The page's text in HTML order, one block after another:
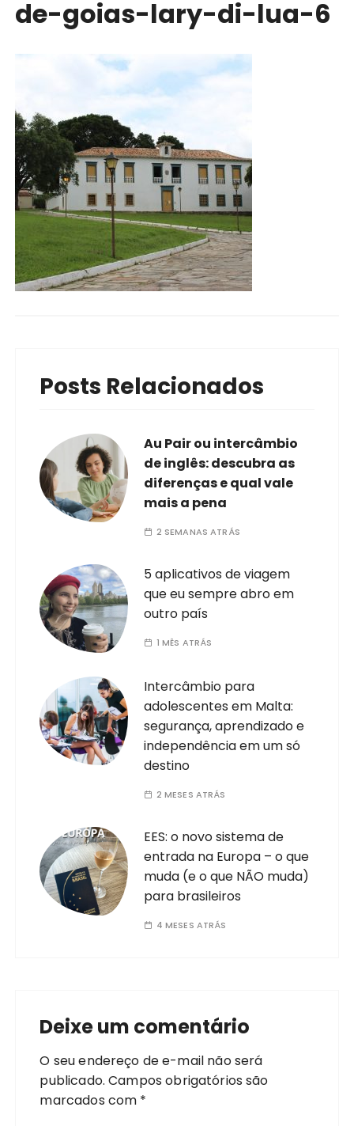
de-goias-lary-di-lua-6
Posts Relacionados
Au Pair ou intercâmbio
de inglês: descubra as
diferenças e qual vale
mais a pena
2 SEMANAS ATRÁS
5 aplicativos de viagem
que eu sempre abro em
outro país
1 MÊS ATRÁS
Intercâmbio para
adolescentes em Malta:
segurança, aprendizado e
independência em um só
destino
2 MESES ATRÁS
EES: o novo sistema de
entrada na Europa – o que
muda (e o que NÃO muda)
para brasileiros
4 MESES ATRÁS
Deixe um comentário
O seu endereço de e-mail não será
publicado. Campos obrigatórios são
marcados com *